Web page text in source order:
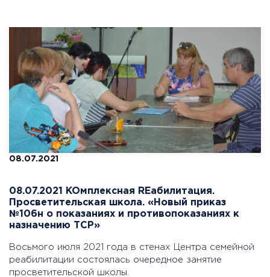
08.07.2021
08.07.2021 KOмплексная REабилитация.
Просветительская школа. «Новый приказ
№106н о показаниях и противопоказаниях к
назначению ТСР»
Восьмого июля 2021 года в стенах Центра семейной
реабилитации состоялась очередное занятие
просветительской школы.